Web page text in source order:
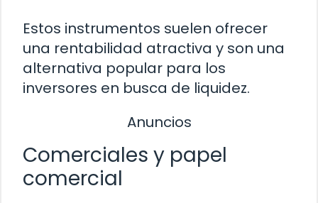
Estos instrumentos suelen ofrecer
una rentabilidad atractiva y son una
alternativa popular para los
inversores en busca de liquidez.
Anuncios
Comerciales y papel
comercial